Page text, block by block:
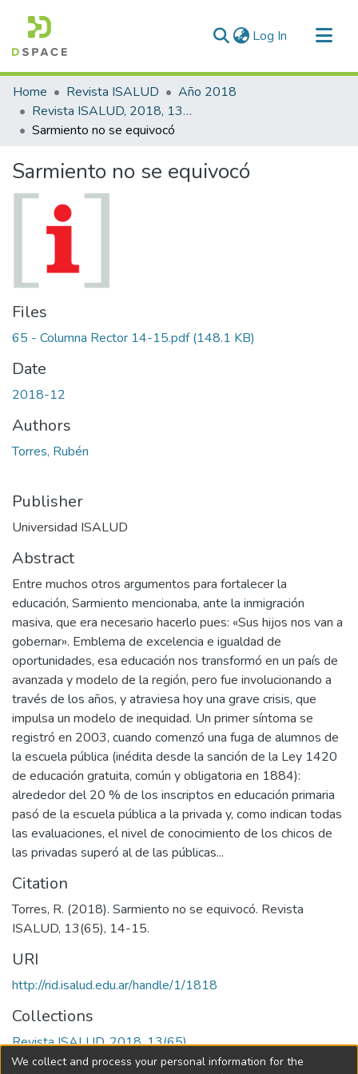
Log In (current)
Communities & Collections
All of DSpace
Statistics
Home Revista ISALUD
Año 2018
Revista ISALUD, 2018, 13(65)
Sarmiento no se equivocó
Sarmiento no se equivocó
Files
65 - Columna Rector 14-15.pdf(148.1 KB)
Date
2018-12
Authors
Torres, Rubén
Publisher
Universidad ISALUD
Abstract
Entre muchos otros argumentos para fortalecer la
educación, Sarmiento mencionaba, ante la inmigración
masiva, que era necesario hacerlo pues: «Sus hijos nos van a
gobernar». Emblema de excelencia e igualdad de
oportunidades, esa educación nos transformó en un país de
avanzada y modelo de la región, pero fue involucionando a
través de los años, y atraviesa hoy una grave crisis, que
impulsa un modelo de inequidad. Un primer síntoma se
registró en 2003, cuando comenzó una fuga de alumnos de
la escuela pública (inédita desde la sanción de la Ley 1420
de educación gratuita, común y obligatoria en 1884):
alrededor del 20 % de los inscriptos en educación primaria
pasó de la escuela pública a la privada y, como indican todas
las evaluaciones, el nivel de conocimiento de los chicos de
las privadas superó al de las públicas...
Citation
Torres, R. (2018). Sarmiento no se equivocó. Revista
ISALUD, 13(65), 14-15.
URI
http://rid.isalud.edu.ar/handle/1/1818
Collections
Revista ISALUD, 2018, 13(65)
We collect and process your personal information for the